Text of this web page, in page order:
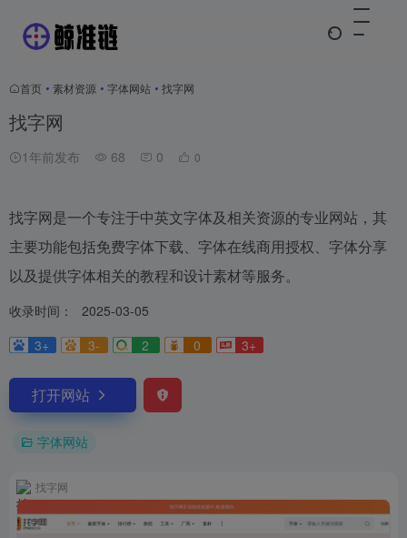
首页 • 素材资源 • 字体网站 • 找字网
找字网
1年前发布 68 0 0
找字网是一个专注于中英文字体及相关资源的专业网站，其
主要功能包括免费字体下载、字体在线商用授权、字体分享
以及提供字体相关的教程和设计素材等服务。
收录时间：
2025-03-05
3+
3- 2 0 3+
打开网站
字体网站
找字网